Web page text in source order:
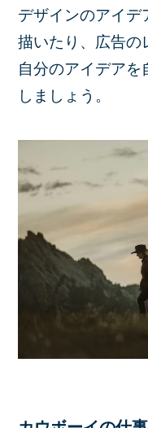
デザインのアイデ
描いたり、広告の
自分のアイデアを
しましょう。